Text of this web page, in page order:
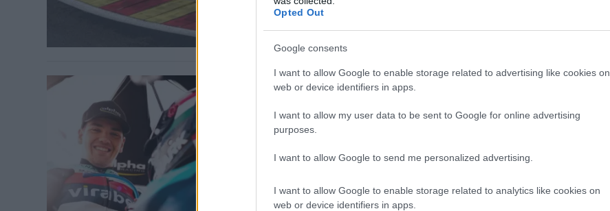
Opted Out
Google consents
I want to allow Google to enable storage related to advertising like cookies on
web or device identifiers in apps.
I want to allow my user data to be sent to Google for online advertising
purposes.
I want to allow Google to send me personalized advertising.
I want to allow Google to enable storage related to analytics like cookies on
web or device identifiers in apps.
MOTOR / 2026. FEBR. 20.
a hosszútávú-vb-n